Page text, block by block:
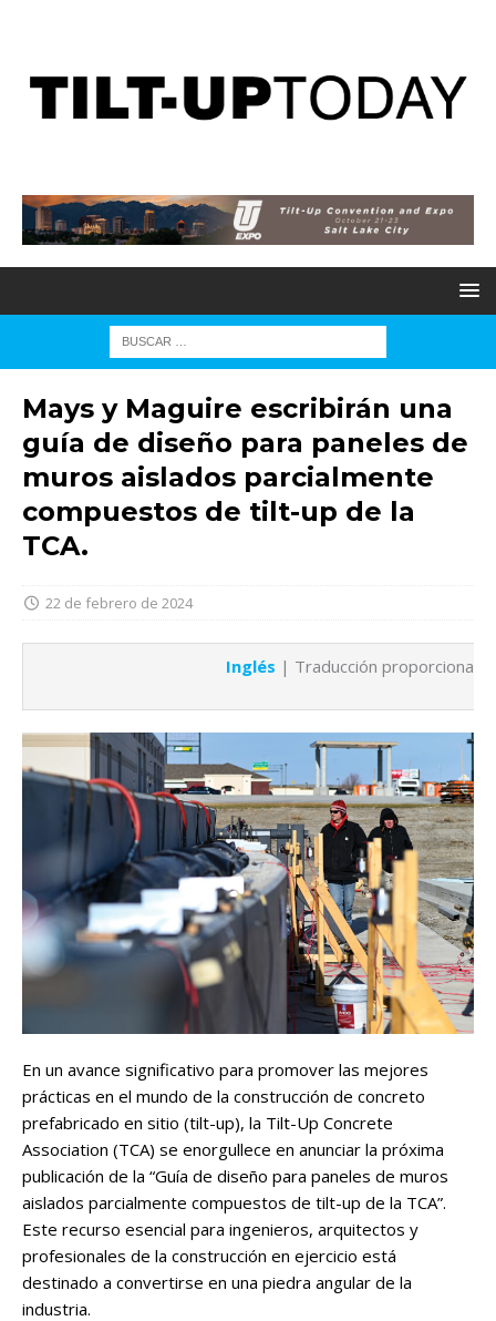
Mays y Maguire escribirán una
guía de diseño para paneles de
muros aislados parcialmente
compuestos de tilt-up de la
TCA.
22 de febrero de 2024
Inglés | Traducción proporcionada
En un avance significativo para promover las mejores
prácticas en el mundo de la construcción de concreto
prefabricado en sitio (tilt-up), la Tilt-Up Concrete
Association (TCA) se enorgullece en anunciar la próxima
publicación de la “Guía de diseño para paneles de muros
aislados parcialmente compuestos de tilt-up de la TCA”.
Este recurso esencial para ingenieros, arquitectos y
profesionales de la construcción en ejercicio está
destinado a convertirse en una piedra angular de la
industria.